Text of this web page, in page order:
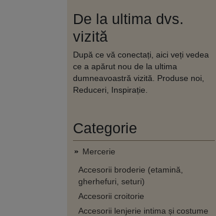
De la ultima dvs.
vizită
După ce vă conectați, aici veți vedea
ce a apărut nou de la ultima
dumneavoastră vizită. Produse noi,
Reduceri, Inspirație.
Categorie
Mercerie
Accesorii broderie (etamină,
gherhefuri, seturi)
Accesorii croitorie
Accesorii lenjerie intima și costume